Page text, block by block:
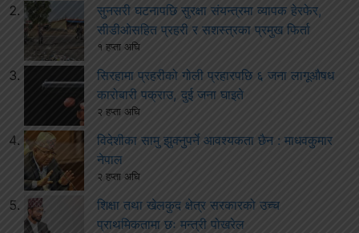
सुनसरी घटनापछि सुरक्षा संयन्त्रमा व्यापक हेरफेर,
सीडीओसहित प्रहरी र सशस्त्रका प्रमुख फिर्ता
१ हप्ता अघि
सिरहामा प्रहरीको गोली प्रहारपछि ६ जना लागूऔषध
कारोबारी पक्राउ, दुई जना घाइते
२ हप्ता अघि
विदेशीका सामु झुक्नुपर्ने आवश्यकता छैन : माधवकुमार
नेपाल
२ हप्ता अघि
शिक्षा तथा खेलकुद क्षेत्र सरकारको उच्च
प्राथमिकतामा छः मन्त्री पोखरेल